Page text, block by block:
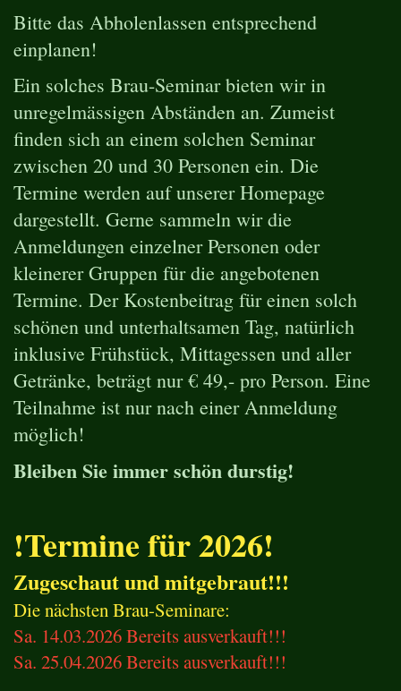
Bitte das Abholenlassen entsprechend
einplanen!
Ein solches Brau-Seminar bieten wir in
unregelmässigen Abständen an. Zumeist
finden sich an einem solchen Seminar
zwischen 20 und 30 Personen ein. Die
Termine werden auf unserer Homepage
dargestellt. Gerne sammeln wir die
Anmeldungen einzelner Personen oder
kleinerer Gruppen für die angebotenen
Termine. Der Kostenbeitrag für einen solch
schönen und unterhaltsamen Tag, natürlich
inklusive Frühstück, Mittagessen und aller
Getränke, beträgt nur € 49,- pro Person. Eine
Teilnahme ist nur nach einer Anmeldung
möglich!
Bleiben Sie immer schön durstig!
!Termine für 2026!
Zugeschaut und mitgebraut!!!
Die nächsten Brau-Seminare:
Sa. 14.03.2026 Bereits ausverkauft!!!
Sa. 25.04.2026 Bereits ausverkauft!!!